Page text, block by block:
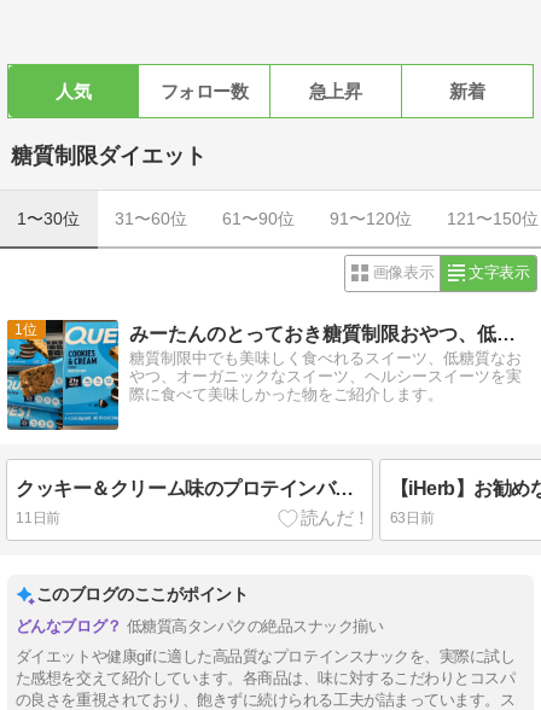
人気 フォロー数 急上昇 新着
糖質制限ダイエット
1〜30位 31〜60位 61〜90位 91〜120位 121〜150位
画像表示 文字表示
1 みーたんのとっておき糖質制限おやつ、低糖質スイーツ
糖質制限中でも美味しく食べれるスイーツ、低糖質なお
やつ、オーガニックなスイーツ、ヘルシースイーツを実
際に食べて美味しかった物をご紹介します。
クッキー＆クリーム味のプロテインバーを求めて・・・
11日前 63日前
このブログのここがポイント
低糖質高タンパクの絶品スナック揃い
ダイエットや健康gifに適した高品質なプロテインスナックを、実際に試し
た感想を交えて紹介しています。各商品は、味に対するこだわりとコスパ
の良さを重視されており、飽きずに続けられる工夫が詰まっています。ス